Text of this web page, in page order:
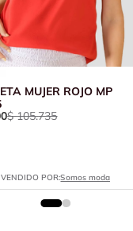
MUJER ROJO MP
$ 105.735
VENDIDO POR:Somos moda